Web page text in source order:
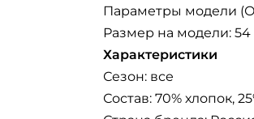
Параметры модели
Размер на модели: 54
Характеристики
Сезон: все
Состав: 70% хлопок,